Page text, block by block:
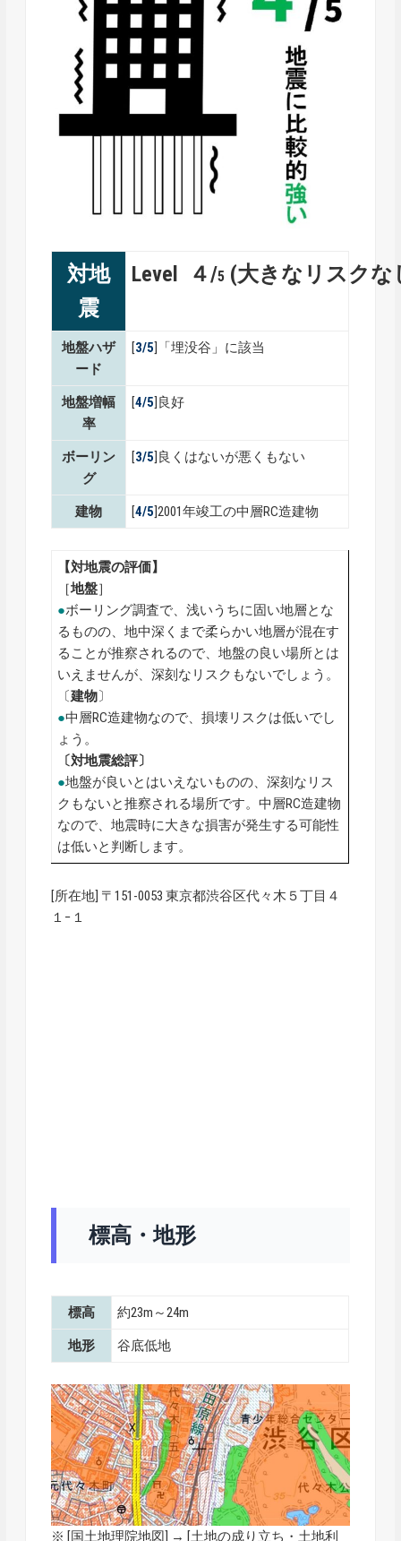
対地
震
Level ４/5 (大きなリスクな
地盤ハザ
ード
[3/5]「埋没谷」に該当
地盤増幅
率
[4/5]良好
ボーリン
グ
[3/5]良くはないが悪くもない
建物 [4/5]2001年竣工の中層RC造建物
【対地震の評価】
［地盤］
●ボーリング調査で、浅いうちに固い地層とな
るものの、地中深くまで柔らかい地層が混在す
ることが推察されるので、地盤の良い場所とは
いえませんが、深刻なリスクもないでしょう。
〔建物〕
●中層RC造建物なので、損壊リスクは低いでし
ょう。
〔対地震総評〕
●地盤が良いとはいえないものの、深刻なリス
クもないと推察される場所です。中層RC造建物
なので、地震時に大きな損害が発生する可能性
は低いと判断します。
[所在地] 〒151-0053 東京都渋谷区代々木５丁目４
１−１
標高・地形
標高 約23m～24m
地形 谷底低地
※ [国土地理院地図] → [土地の成り立ち・土地利